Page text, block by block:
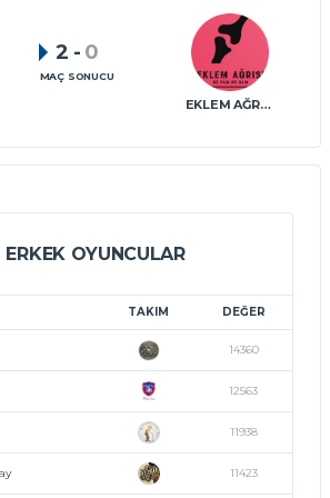
EKLEM AĞRISI VT
2 - 0
MAÇ SONUCU
ERKEK OYUNCULAR
TAKIM DEĞER
14360
12563
11938
11423